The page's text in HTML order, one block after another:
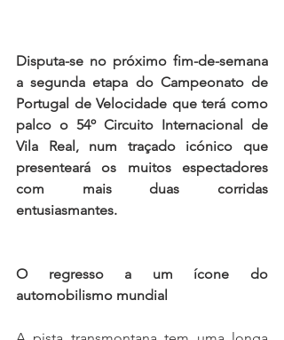
Disputa-se no próximo fim-de-semana
a segunda etapa do Campeonato de
Portugal de Velocidade que terá como
palco o 54º Circuito Internacional de
Vila Real, num traçado icónico que
presenteará os muitos espectadores
com mais duas corridas
entusiasmantes.
O regresso a um ícone do
automobilismo mundial